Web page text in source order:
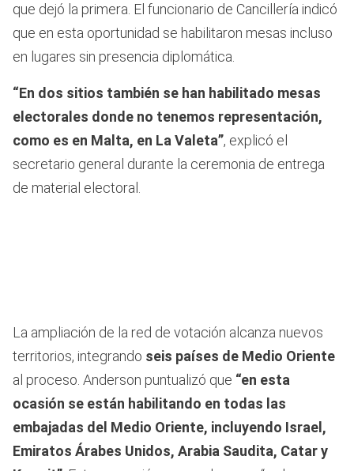
que dejó la primera. El funcionario de Cancillería indicó
que en esta oportunidad se habilitaron mesas incluso
en lugares sin presencia diplomática.
“En dos sitios también se han habilitado mesas
electorales donde no tenemos representación,
como es en Malta, en La Valeta”, explicó el
secretario general durante la ceremonia de entrega
de material electoral.
La ampliación de la red de votación alcanza nuevos
territorios, integrando seis países de Medio Oriente
al proceso. Anderson puntualizó que “en esta
ocasión se están habilitando en todas las
embajadas del Medio Oriente, incluyendo Israel,
Emiratos Árabes Unidos, Arabia Saudita, Catar y